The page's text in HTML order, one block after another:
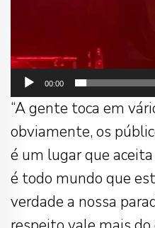
00:00
“A gente toca em
obviamente, os
é um lugar que
é todo mundo que
verdade a nossa